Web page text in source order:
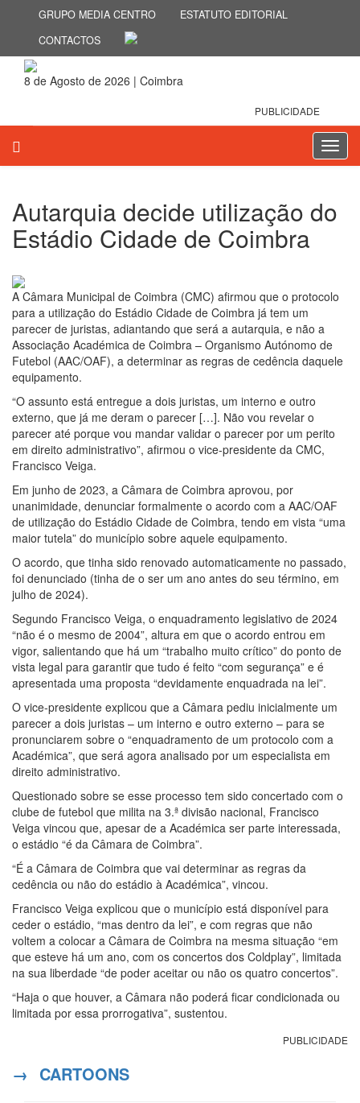
GRUPO MEDIA CENTRO
ESTATUTO EDITORIAL
CONTACTOS
8 de Agosto de 2026 | Coimbra
PUBLICIDADE
Autarquia decide utilização do
Estádio Cidade de Coimbra
A Câmara Municipal de Coimbra (CMC) afirmou que o protocolo
para a utilização do Estádio Cidade de Coimbra já tem um
parecer de juristas, adiantando que será a autarquia, e não a
Associação Académica de Coimbra – Organismo Autónomo de
Futebol (AAC/OAF), a determinar as regras de cedência daquele
equipamento.
“O assunto está entregue a dois juristas, um interno e outro
externo, que já me deram o parecer […]. Não vou revelar o
parecer até porque vou mandar validar o parecer por um perito
em direito administrativo”, afirmou o vice-presidente da CMC,
Francisco Veiga.
Em junho de 2023, a Câmara de Coimbra aprovou, por
unanimidade, denunciar formalmente o acordo com a AAC/OAF
de utilização do Estádio Cidade de Coimbra, tendo em vista “uma
maior tutela” do município sobre aquele equipamento.
O acordo, que tinha sido renovado automaticamente no passado,
foi denunciado (tinha de o ser um ano antes do seu término, em
julho de 2024).
Segundo Francisco Veiga, o enquadramento legislativo de 2024
“não é o mesmo de 2004”, altura em que o acordo entrou em
vigor, salientando que há um “trabalho muito crítico” do ponto de
vista legal para garantir que tudo é feito “com segurança” e é
apresentada uma proposta “devidamente enquadrada na lei”.
O vice-presidente explicou que a Câmara pediu inicialmente um
parecer a dois juristas – um interno e outro externo – para se
pronunciarem sobre o “enquadramento de um protocolo com a
Académica”, que será agora analisado por um especialista em
direito administrativo.
Questionado sobre se esse processo tem sido concertado com o
clube de futebol que milita na 3.ª divisão nacional, Francisco
Veiga vincou que, apesar de a Académica ser parte interessada,
o estádio “é da Câmara de Coimbra”.
“É a Câmara de Coimbra que vai determinar as regras da
cedência ou não do estádio à Académica”, vincou.
Francisco Veiga explicou que o município está disponível para
ceder o estádio, “mas dentro da lei”, e com regras que não
voltem a colocar a Câmara de Coimbra na mesma situação “em
que esteve há um ano, com os concertos dos Coldplay”, limitada
na sua liberdade “de poder aceitar ou não os quatro concertos”.
“Haja o que houver, a Câmara não poderá ficar condicionada ou
limitada por essa prorrogativa”, sustentou.
PUBLICIDADE
→ CARTOONS